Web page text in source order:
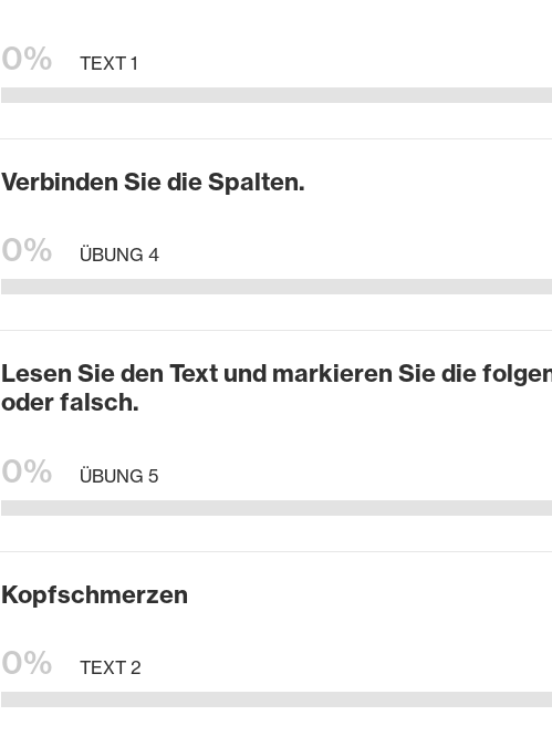
0%
TEXT 1
Verbinden Sie die Spalten.
0%
ÜBUNG 4
Lesen Sie den Text und markieren Sie die
oder falsch.
0%
ÜBUNG 5
Kopfschmerzen
0%
TEXT 2